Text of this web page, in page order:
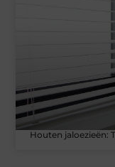
Houten jaloezieën: